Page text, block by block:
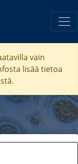
vain
lisää tietoa